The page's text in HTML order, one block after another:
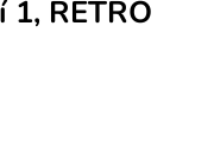
RETRO